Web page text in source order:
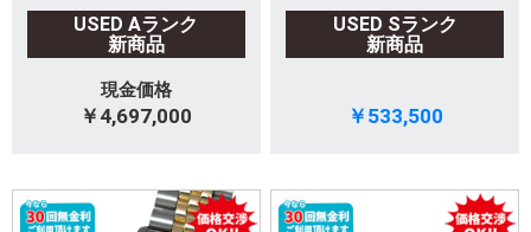
USED Aランク
新商品
現金価格
￥4,697,000
USED Sランク
新商品
￥533,500